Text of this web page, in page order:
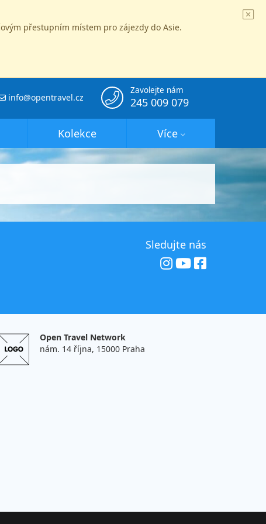
přestupním místem pro zájezdy do Asie.
Zavolejte nám
245 009 079
info@opentravel.cz
Kolekce Více
Sledujte nás
Open Travel Network
nám. 14 října, 15000 Praha